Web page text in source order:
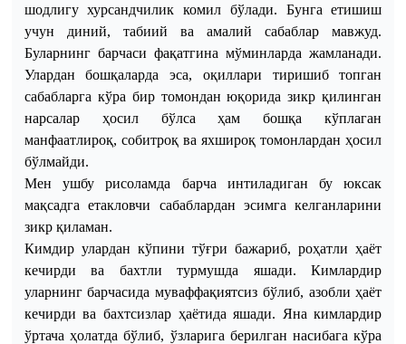
шодлигу хурсандчилик комил бўлади. Бунга етишиш
учун диний, табиий ва амалий сабаблар мавжуд.
Буларнинг барчаси фақатгина мўминларда жамланади.
Улардан бошқаларда эса, оқиллари тиришиб топган
сабабларга кўра бир томондан юқорида зикр қилинган
нарсалар ҳосил бўлса ҳам бошқа кўплаган
манфаатлироқ, собитроқ ва яхшироқ томонлардан ҳосил
бўлмайди.
Мен ушбу рисоламда барча интиладиган бу юксак
мақсадга етакловчи сабаблардан эсимга келганларини
зикр қиламан.
Кимдир улардан кўпини тўғри бажариб, роҳатли ҳаёт
кечирди ва бахтли турмушда яшади. Кимлардир
уларнинг барчасида муваффақиятсиз бўлиб, азобли ҳаёт
кечирди ва бахтсизлар ҳаётида яшади. Яна кимлардир
ўртача ҳолатда бўлиб, ўзларига берилган насибага кўра